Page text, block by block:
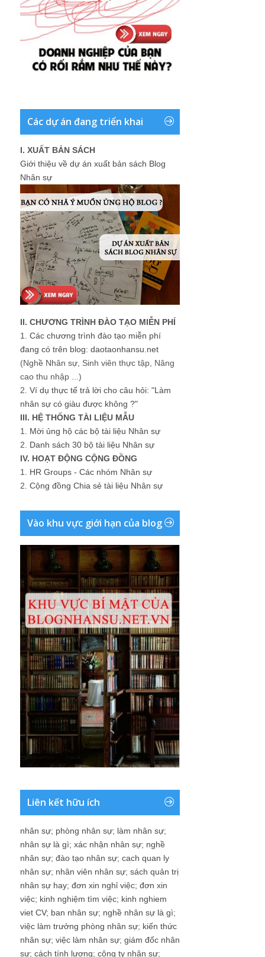
Các dự án đang triển khai
I. XUẤT BẢN SÁCH
Giới thiệu về dự án xuất bản sách Blog
Nhân sự
II. CHƯƠNG TRÌNH ĐÀO TẠO MIỄN PHÍ
1. Các chương trình đào tạo miễn phí
đang có trên blog: daotaonhansu.net
(Nghề Nhân sự, Sinh viên thực tập, Nâng
cao thu nhập ...)
2. Ví dụ thực tế trả lời cho câu hỏi: "Làm
nhân sự có giàu được không ?"
III. HỆ THỐNG TÀI LIỆU MẪU
1. Mời ủng hộ các bộ tài liệu Nhân sự
2. Danh sách 30 bộ tài liệu Nhân sự
IV. HOẠT ĐỘNG CỘNG ĐỒNG
1. HR Groups - Các nhóm Nhân sự
2. Cộng đồng Chia sẻ tài liệu Nhân sự
Vào khu vực giới hạn của blog
Liên kết hữu ích
nhân sự; phòng nhân sự; làm nhân sự;
nhân sự là gì; xác nhận nhân sự; nghề
nhân sự; đào tạo nhân sự; cach quan ly
nhân sự; nhân viên nhân sự; sách quản trị
nhân sự hay; đơn xin nghỉ việc; đơn xin
việc; kinh nghiệm tìm việc; kinh nghiem
viet CV; ban nhân sự; nghề nhân sự là gì;
việc làm trưởng phòng nhân sự; kiến thức
nhân sự; việc làm nhân sự; giám đốc nhân
sự; cách tính lương; công ty nhân sự;